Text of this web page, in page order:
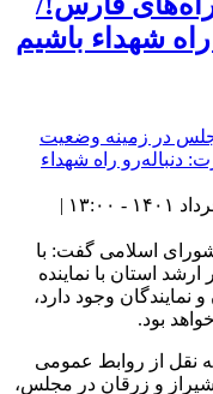
شهداء باشیم
شناسه خبر : 151378 | تاریخ انتشار : ۱۵ خرداد ۱۴۰۱ - ۱۳:۰۰ |
اسلامی گفت: با
استان با نماینده
وجود دارد،
بود.
نقل از روابط عمومی
و زرقان در مجلس،